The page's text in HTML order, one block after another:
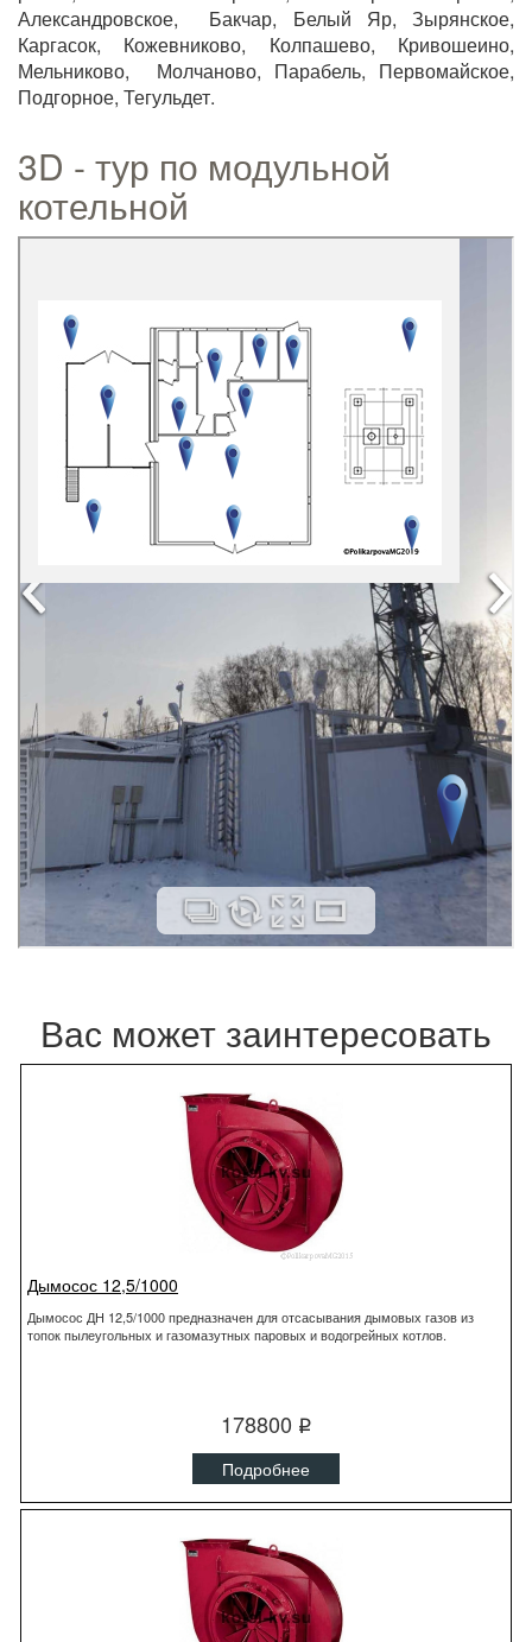
Александровское, Бакчар, Белый Яр, Зырянское,
Каргасок, Кожевниково, Колпашево, Кривошеино,
Мельниково, Молчаново, Парабель, Первомайское,
Подгорное, Тегульдет.
3D - тур по модульной
котельной
Вас может заинтересовать
Дымосос 12,5/1000
Дымосос ДН 12,5/1000 предназначен для отсасывания дымовых газов из
топок пылеугольных и газомазутных паровых и водогрейных котлов.
178800 q
Подробнее